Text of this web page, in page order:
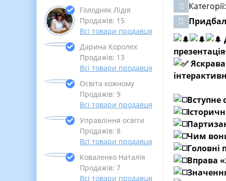
Голодняк Лідія
Продажів: 15
Всі товари продавця
Дарина Королех
Продажів: 13
Всі товари продавця
Освіта кожному
Продажів: 9
Всі товари продавця
Управління освіти
Продажів: 8
Всі товари продавця
Коваленко Наталія
Продажів: 7
Всі товари продавця
Категорії:
Вступне
Чим
Головні
Вправа